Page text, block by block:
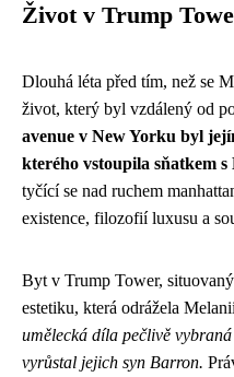
Život v Trump
Dlouhá léta před tím, než se
život, který byl vzdálený od
avenue v New Yorku byl
kterého vstoupila sňatkem
tyčící se nad ruchem
existence, filozofií luxusu a
Byt v Trump Tower,
estetiku, která odrážela
umělecká díla pečlivě
vyrůstal jejich syn Barron.